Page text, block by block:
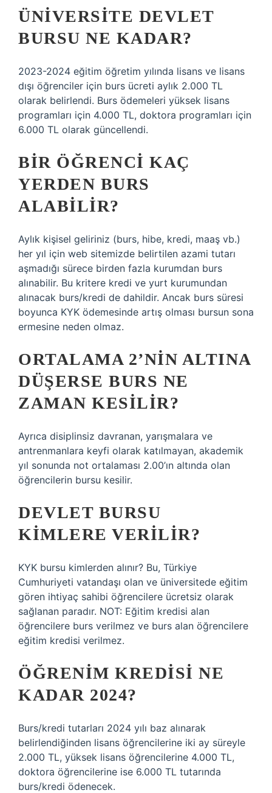
ÜNIVERSITE DEVLET
BURSU NE KADAR?
2023-2024 eğitim öğretim yılında lisans ve lisans
dışı öğrenciler için burs ücreti aylık 2.000 TL
olarak belirlendi. Burs ödemeleri yüksek lisans
programları için 4.000 TL, doktora programları için
6.000 TL olarak güncellendi.
BIR ÖĞRENCI KAÇ
YERDEN BURS
ALABILIR?
Aylık kişisel geliriniz (burs, hibe, kredi, maaş vb.)
her yıl için web sitemizde belirtilen azami tutarı
aşmadığı sürece birden fazla kurumdan burs
alınabilir. Bu kritere kredi ve yurt kurumundan
alınacak burs/kredi de dahildir. Ancak burs süresi
boyunca KYK ödemesinde artış olması bursun sona
ermesine neden olmaz.
ORTALAMA 2’NIN ALTINA
DÜŞERSE BURS NE
ZAMAN KESILIR?
Ayrıca disiplinsiz davranan, yarışmalara ve
antrenmanlara keyfi olarak katılmayan, akademik
yıl sonunda not ortalaması 2.00’ın altında olan
öğrencilerin bursu kesilir.
DEVLET BURSU
KIMLERE VERILIR?
KYK bursu kimlerden alınır? Bu, Türkiye
Cumhuriyeti vatandaşı olan ve üniversitede eğitim
gören ihtiyaç sahibi öğrencilere ücretsiz olarak
sağlanan paradır. NOT: Eğitim kredisi alan
öğrencilere burs verilmez ve burs alan öğrencilere
eğitim kredisi verilmez.
ÖĞRENIM KREDISI NE
KADAR 2024?
Burs/kredi tutarları 2024 yılı baz alınarak
belirlendiğinden lisans öğrencilerine iki ay süreyle
2.000 TL, yüksek lisans öğrencilerine 4.000 TL,
doktora öğrencilerine ise 6.000 TL tutarında
burs/kredi ödenecek.